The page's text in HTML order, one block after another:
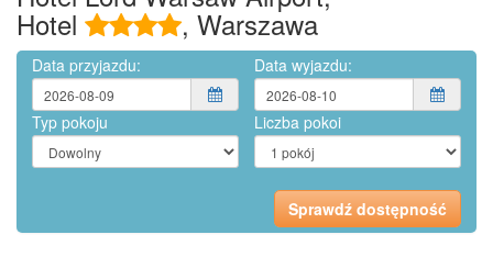
Hotel , Warszawa
Data przyjazdu: Data wyjazdu:
Typ pokoju Liczba pokoi